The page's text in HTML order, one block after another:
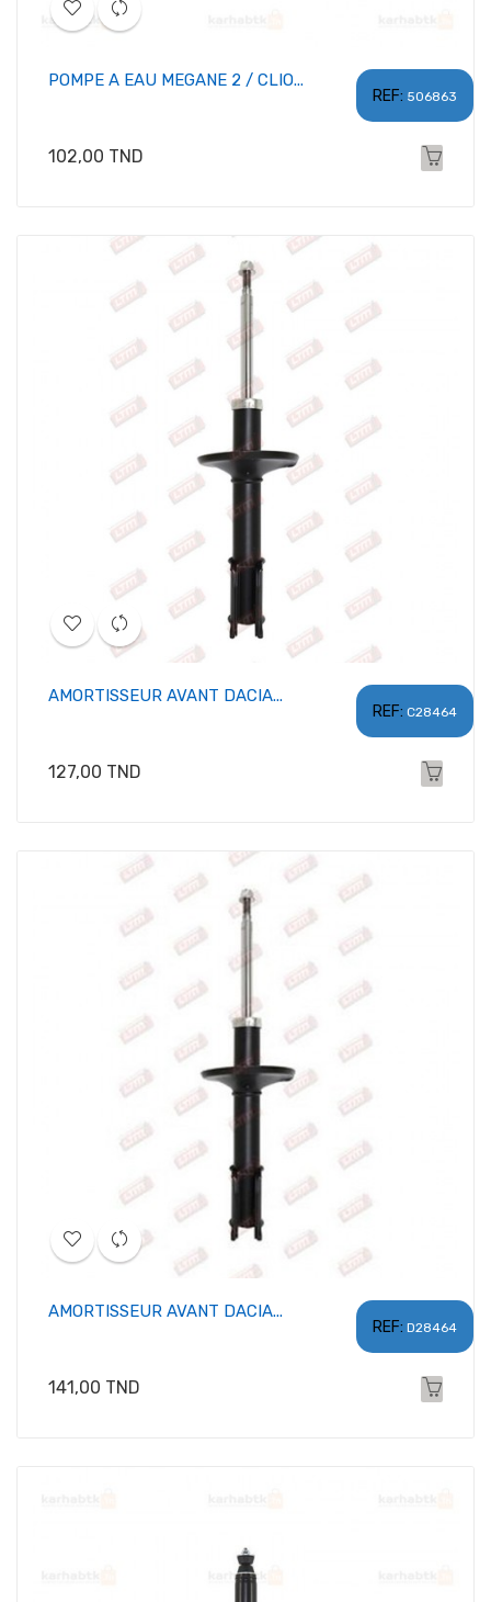
REF: 506863
POMPE A EAU MEGANE 2 / CLIO...
Prix
102,00 TND
REF: C28464
AMORTISSEUR AVANT DACIA...
Prix
127,00 TND
REF: D28464
AMORTISSEUR AVANT DACIA...
Prix
141,00 TND